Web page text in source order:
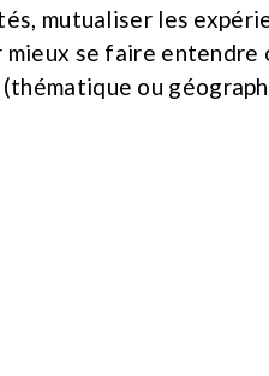
mutualiser les
se faire entendre
ou